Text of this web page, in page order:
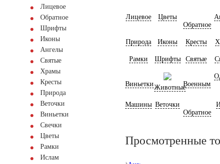
Лицевое
Обратное
Шрифты
Иконы
Ангелы
Святые
Храмы
Кресты
Природа
Веточки
Виньетки
Свечки
Цветы
Рамки
Ислам
Лицевое
Цветы
Обратное
Природа Иконы Кресты
Рамки Шрифты Святые
ВиньеткиЖивотныеВоенным
Машины Веточки
Обратное
Просмотренные